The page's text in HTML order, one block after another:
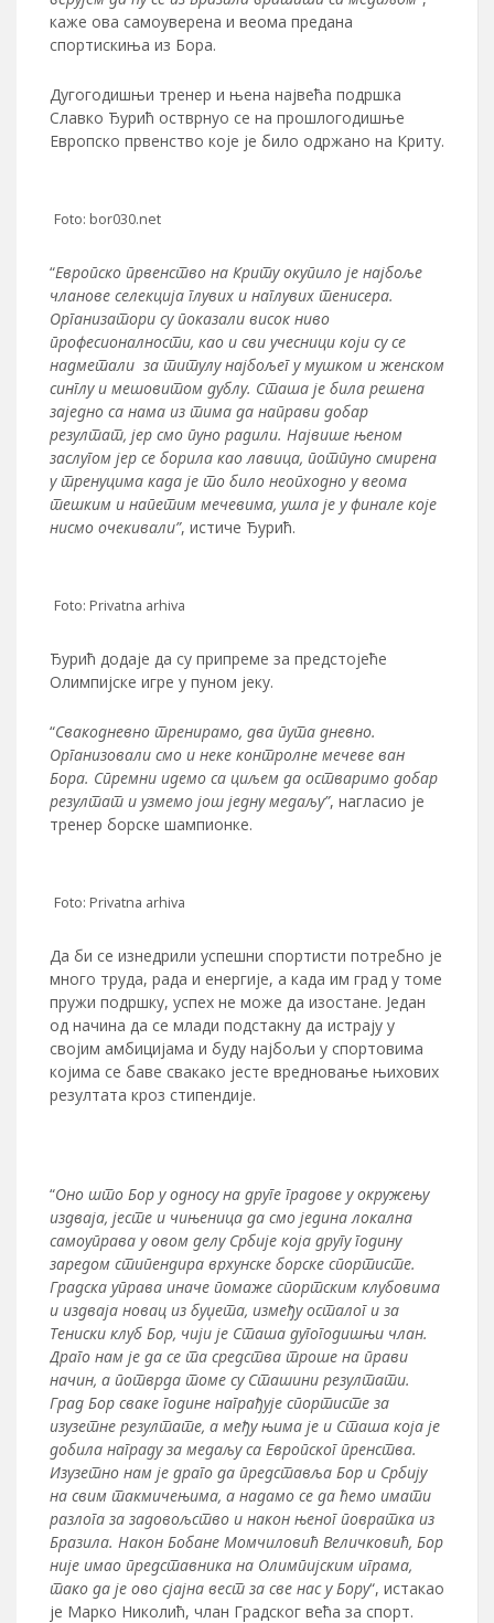
каже ова самоуверена и веома предана
спортискиња из Бора.
Дугогодишњи тренер и њена највећа подршка
Славко Ђурић остврнуо се на прошлогодишње
Европско првенство које је било одржано на Криту.
Foto: bor030.net
“Европско првенство на Криту окупило је најбоље
чланове селекција глувих и наглувих тенисера.
Организатори су показали висок ниво
професионалности, као и сви учесници који су се
надметали за титулу најбољег у мушком и женском
синглу и мешовитом дублу. Сташа је била решена
заједно са нама из тима да направи добар
резултат, јер смо пуно радили. Највише њеном
заслугом јер се борила као лавица, потпуно смирена
у тренуцима када је то било неопходно у веома
тешким и напетим мечевима, ушла је у финале које
нисмо очекивали”, истиче Ђурић.
Foto: Privatna arhiva
Ђурић додаје да су припреме за предстојеће
Олимпијске игре у пуном јеку.
“Свакодневно тренирамо, два пута дневно.
Организовали смо и неке контролне мечеве ван
Бора. Спремни идемо са циљем да остваримо добар
резултат и узмемо још једну медаљу”, нагласио је
тренер борске шампионке.
Foto: Privatna arhiva
Да би се изнедрили успешни спортисти потребно је
много труда, рада и енергије, а када им град у томе
пружи подршку, успех не може да изостане. Један
од начина да се млади подстакну да истрају у
својим амбицијама и буду најбољи у спортовима
којима се баве свакако јесте вредновање њихових
резултата кроз стипендије.
“Оно што Бор у односу на друге градове у окружењу
издваја, јесте и чињеница да смо једина локална
самоуправа у овом делу Србије која другу годину
заредом стипендира врхунске борске спортисте.
Градска управа иначе помаже спортским клубовима
и издваја новац из буџета, између осталог и за
Тениски клуб Бор, чији је Сташа дугогодишњи члан.
Драго нам је да се та средства троше на прави
начин, а потврда томе су Сташини резултати.
Град Бор сваке године награђује спортисте за
изузетне резултате, а међу њима је и Сташа која је
добила награду за медаљу са Европског пренства.
Изузетно нам је драго да представља Бор и Србију
на свим такмичењима, а надамо се да ћемо имати
разлога за задовољство и након њеног повратка из
Бразила. Након Бобане Момчиловић Величковић, Бор
није имао представника на Олимпијским играма,
тако да је ово сјајна вест за све нас у Бору“, истакао
је Марко Николић, члан Градског већа за спорт.